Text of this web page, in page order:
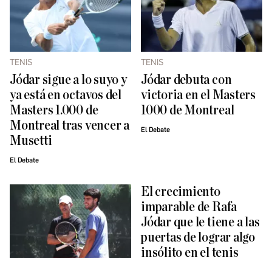
TENIS
Jódar sigue a lo suyo y
ya está en octavos del
Masters 1.000 de
Montreal tras vencer a
Musetti
El Debate
TENIS
Jódar debuta con
victoria en el Masters
1000 de Montreal
El Debate
El crecimiento
imparable de Rafa
Jódar que le tiene a las
puertas de lograr algo
insólito en el tenis